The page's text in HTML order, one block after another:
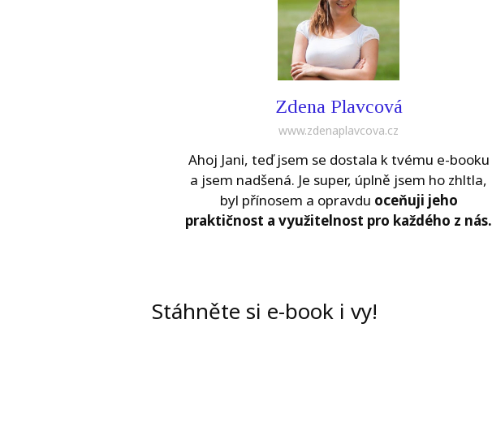
Zdena Plavcová
www.zdenaplavcova.cz
Ahoj Jani, teď jsem se dostala k tvému e-booku
a jsem nadšená. Je super, úplně jsem ho zhltla,
byl přínosem a opravdu oceňuji jeho
praktičnost a využitelnost pro každého z nás.
Stáhněte si e-book i vy!